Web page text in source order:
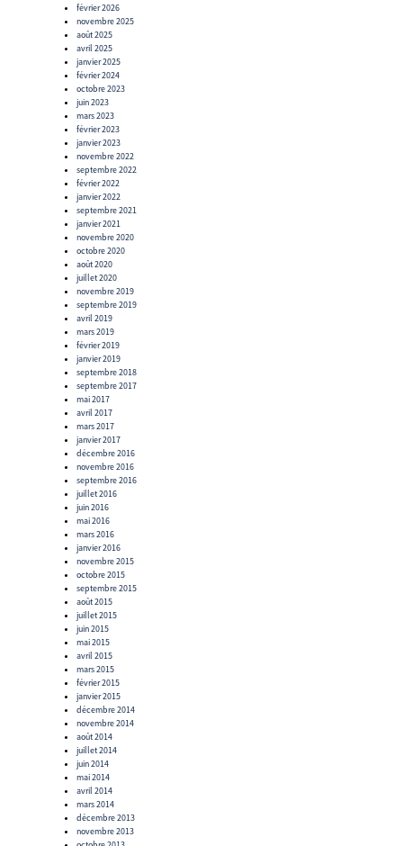
février 2026
novembre 2025
août 2025
avril 2025
janvier 2025
février 2024
octobre 2023
juin 2023
mars 2023
février 2023
janvier 2023
novembre 2022
septembre 2022
février 2022
janvier 2022
septembre 2021
janvier 2021
novembre 2020
octobre 2020
août 2020
juillet 2020
novembre 2019
septembre 2019
avril 2019
mars 2019
février 2019
janvier 2019
septembre 2018
septembre 2017
mai 2017
avril 2017
mars 2017
janvier 2017
décembre 2016
novembre 2016
septembre 2016
juillet 2016
juin 2016
mai 2016
mars 2016
janvier 2016
novembre 2015
octobre 2015
septembre 2015
août 2015
juillet 2015
juin 2015
mai 2015
avril 2015
mars 2015
février 2015
janvier 2015
décembre 2014
novembre 2014
août 2014
juillet 2014
juin 2014
mai 2014
avril 2014
mars 2014
décembre 2013
novembre 2013